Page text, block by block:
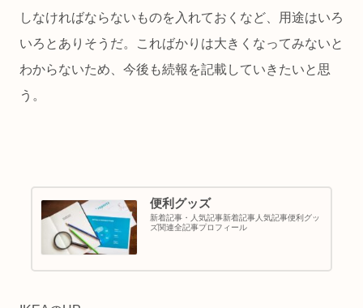
しなければならないものを入れておくなど、用途はいろ
いろとありそうだ。こればかりは大きくなってみないと
わからないため、今後も続報を記載していきたいと思
う。
便利グッズ
新着記事・人気記事新着記事人気記事便利グッ
ズ関連全記事プロフィール